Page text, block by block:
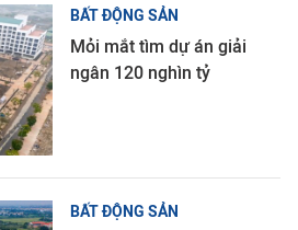
BẤT ĐỘNG SẢN
Mỏi mắt tìm dự án giải
ngân 120 nghìn tỷ
BẤT ĐỘNG SẢN